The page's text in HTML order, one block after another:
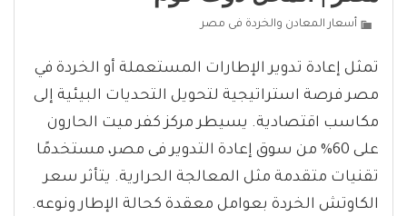
أسعار المعادن والخردة فى مصر
تمثل إعادة تدوير الإطارات المستعملة أو الخردة في
مصر فرصة استراتيجية لتحويل التحديات البيئية إلى
مكاسب اقتصادية. يسيطر مركز كفر ميت الحارون
على 60% من سوق إعادة التدوير فى مصر، مستخدمًا
تقنيات متقدمة مثل المعالجة الحرارية. يتأثر سعر
الكاوتش الخردة بعوامل معقدة كحالة الإطار ونوعه.